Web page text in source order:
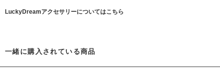
LuckyDreamアクセサリーについてはこちら
一緒に購入されている商品